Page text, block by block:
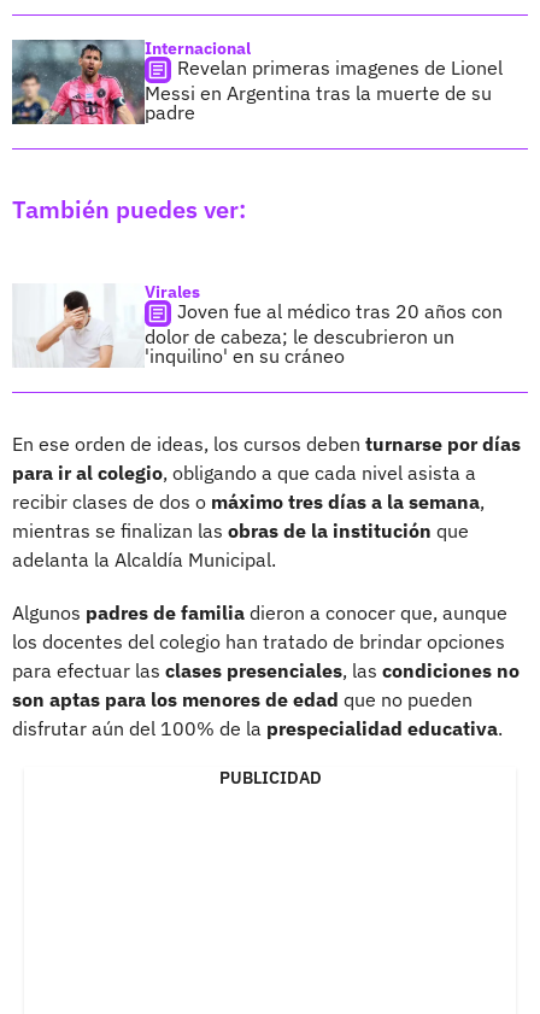
Internacional
Revelan primeras imagenes de Lionel
Messi en Argentina tras la muerte de su
padre
También puedes ver:
Virales
Joven fue al médico tras 20 años con
dolor de cabeza; le descubrieron un
'inquilino' en su cráneo
En ese orden de ideas, los cursos deben turnarse por días
para ir al colegio, obligando a que cada nivel asista a
recibir clases de dos o máximo tres días a la semana,
mientras se finalizan las obras de la institución que
adelanta la Alcaldía Municipal.
Algunos padres de familia dieron a conocer que, aunque
los docentes del colegio han tratado de brindar opciones
para efectuar las clases presenciales, las condiciones no
son aptas para los menores de edad que no pueden
disfrutar aún del 100% de la prespecialidad educativa.
PUBLICIDAD